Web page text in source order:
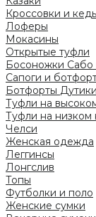
Кроссовки и
Лоферы
Мокасины
Открытые туфли
Босоножки Сабо
Сапоги и
Ботфорты Дутики
Туфли на
Туфли на низком
Челси
Женская одежда
Леггинсы
Лонгслив
Топы
Футболки и поло
Женские сумки